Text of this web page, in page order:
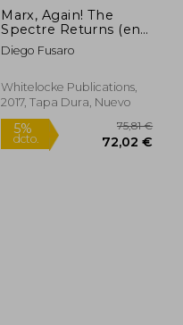
Marx, Again! The
Spectre Returns (en
Inglés)
Diego Fusaro
Whitelocke Publications,
2017, Tapa Dura, Nuevo